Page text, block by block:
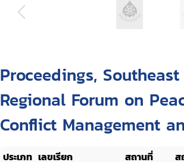
Proceedings,
Regional Forum on
Conflict Management
Governance : September
ประเภท เลขเรียก สถานที่
ส